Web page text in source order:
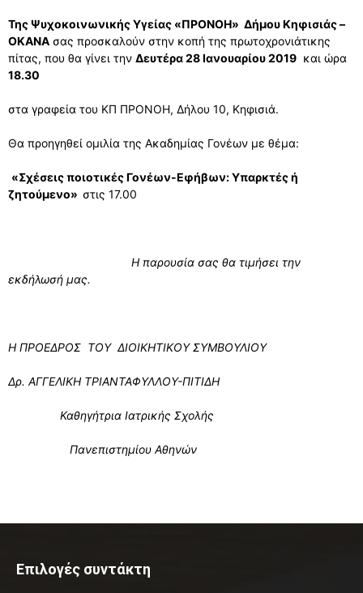
Της Ψυχοκοινωνικής Υγείας «ΠΡΟΝΟΗ» Δήμου Κηφισιάς–
ΟΚΑΝΑ σας προσκαλούν στην κοπή της πρωτοχρονιάτικης
πίτας, που θα γίνει την Δευτέρα 28 Ιανουαρίου 2019 και ώρα
18.30
στα γραφεία του ΚΠ ΠΡΟΝΟΗ, Δήλου 10, Κηφισιά.
Θα προηγηθεί ομιλία της Ακαδημίας Γονέων με θέμα:
«Σχέσεις ποιοτικές Γονέων-Εφήβων: Υπαρκτές ή
ζητούμενο» στις 17.00
Η παρουσία σας θα τιμήσει την
εκδήλωσή μας.
Η ΠΡΟΕΔΡΟΣ ΤΟΥ ΔΙΟΙΚΗΤΙΚΟΥ ΣΥΜΒΟΥΛΙΟΥ
Δρ. ΑΓΓΕΛΙΚΗ ΤΡΙΑΝΤΑΦΥΛΛΟΥ-ΠΙΤΙΔΗ
Καθηγήτρια Ιατρικής Σχολής
Πανεπιστημίου Αθηνών
Επιλογές συντάκτη